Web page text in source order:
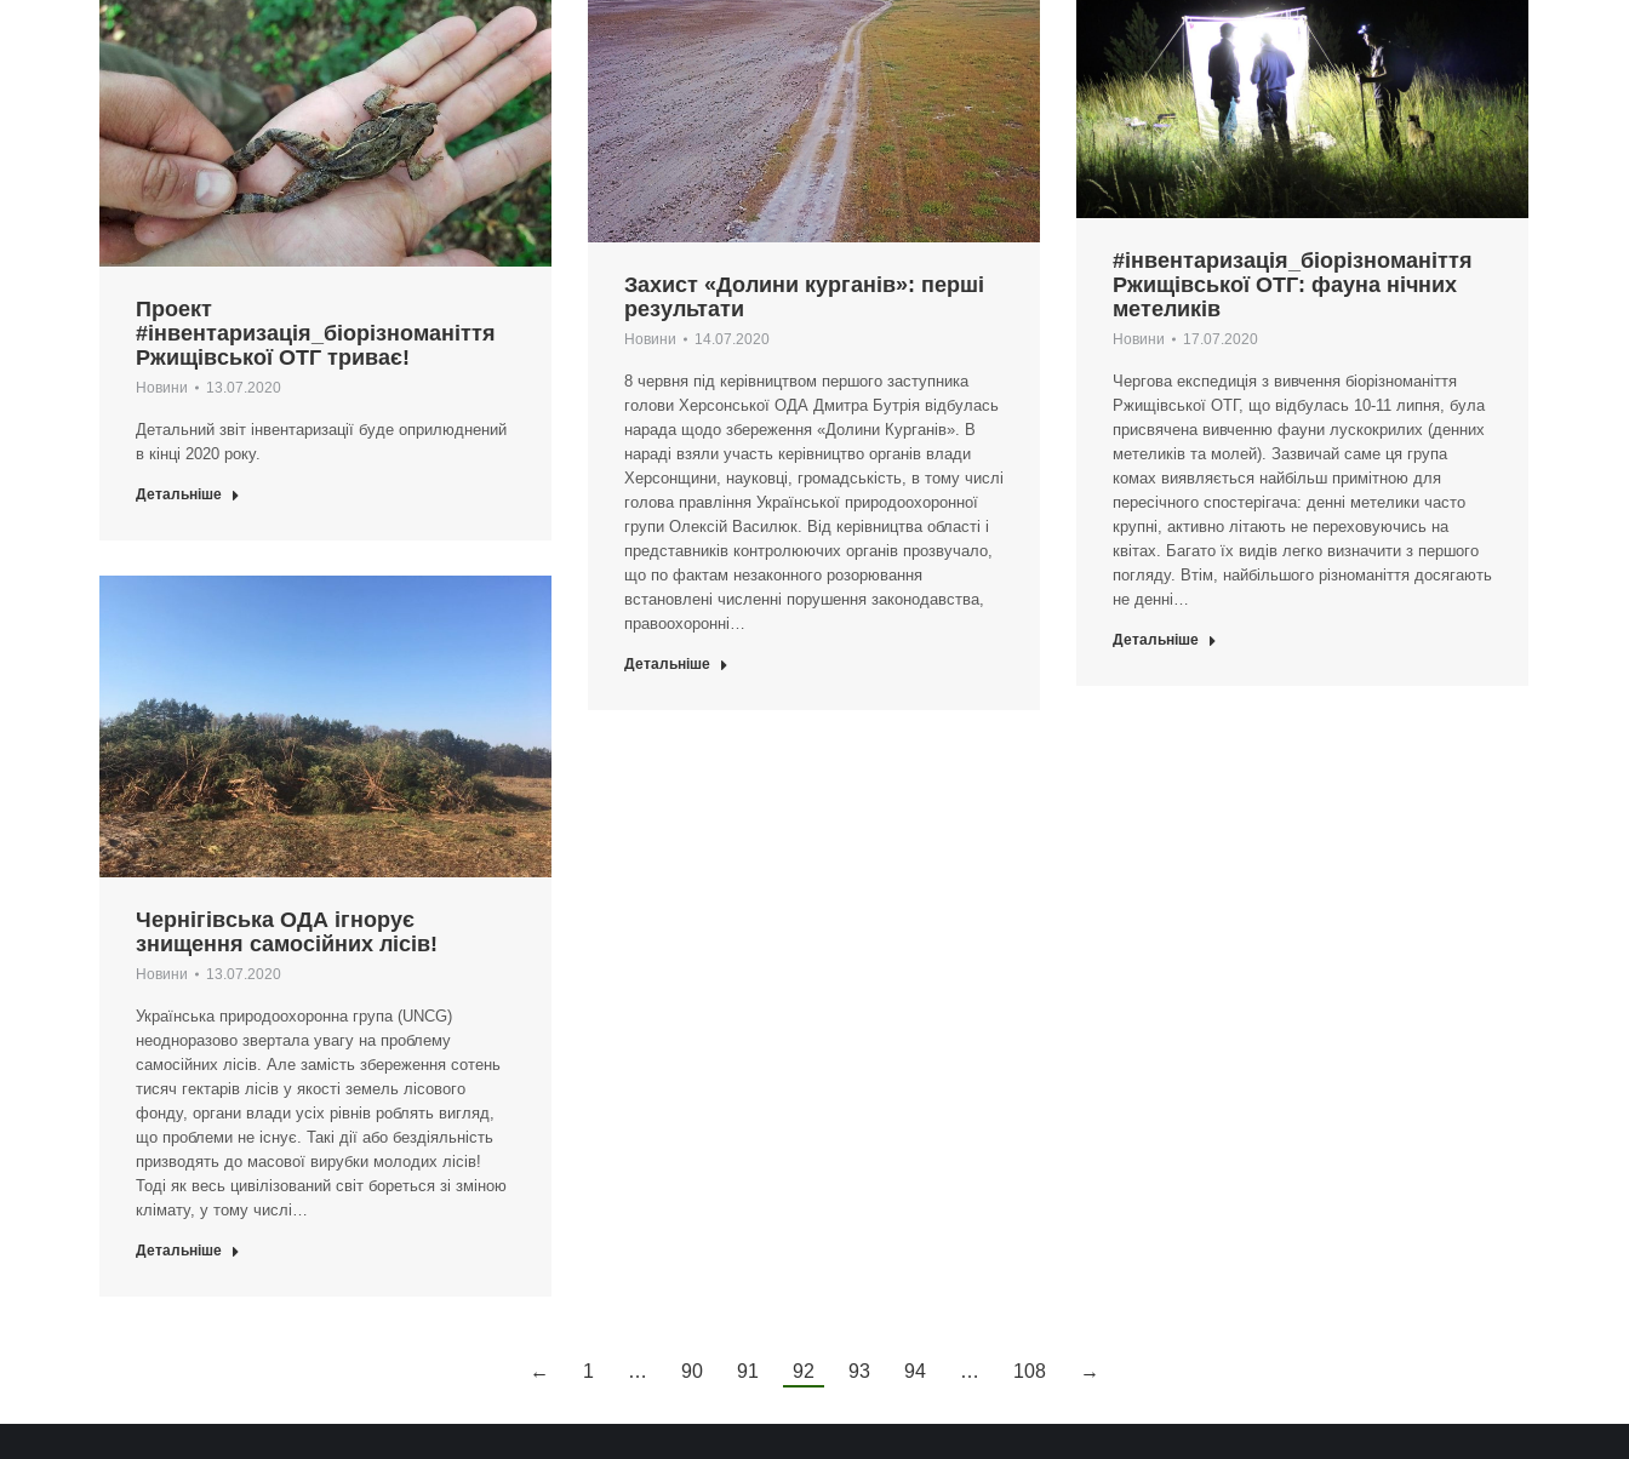
#інвентаризація_біорізноманіття
Ржищівської ОТГ: фауна нічних
метеликів
Новини 17.07.2020
Чергова експедиція з вивчення біорізноманіття
Ржищівської ОТГ, що відбулась 10-11 липня, була
присвячена вивченню фауни лускокрилих (денних
метеликів та молей). Зазвичай саме ця група
комах виявляється найбільш примітною для
пересічного спостерігача: денні метелики часто
крупні, активно літають не переховуючись на
квітах. Багато їх видів легко визначити з першого
погляду. Втім, найбільшого різноманіття досягають
не денні…
Детальніше
Захист «Долини курганів»: перші
результати
Новини 14.07.2020
8 червня під керівництвом першого заступника
голови Херсонської ОДА Дмитра Бутрія відбулась
нарада щодо збереження «Долини Курганів». В
нараді взяли участь керівництво органів влади
Херсонщини, науковці, громадськість, в тому числі
голова правління Української природоохоронної
групи Олексій Василюк. Від керівництва області і
представників контролюючих органів прозвучало,
що по фактам незаконного розорювання
встановлені численні порушення законодавства,
правоохоронні…
Детальніше
Проект
#інвентаризація_біорізноманіття
Ржищівської ОТГ триває!
Новини 13.07.2020
Детальний звіт інвентаризації буде оприлюднений
в кінці 2020 року.
Детальніше
Чернігівська ОДА ігнорує
знищення самосійних лісів!
Новини 13.07.2020
Українська природоохоронна група (UNCG)
неодноразово звертала увагу на проблему
самосійних лісів. Але замість збереження сотень
тисяч гектарів лісів у якості земель лісового
фонду, органи влади усіх рівнів роблять вигляд,
що проблеми не існує. Такі дії або бездіяльність
призводять до масової вирубки молодих лісів!
Тоді як весь цивілізований світ бореться зі зміною
клімату, у тому числі…
Детальніше
← 1 … 90 91 92 93 94 … 108 →